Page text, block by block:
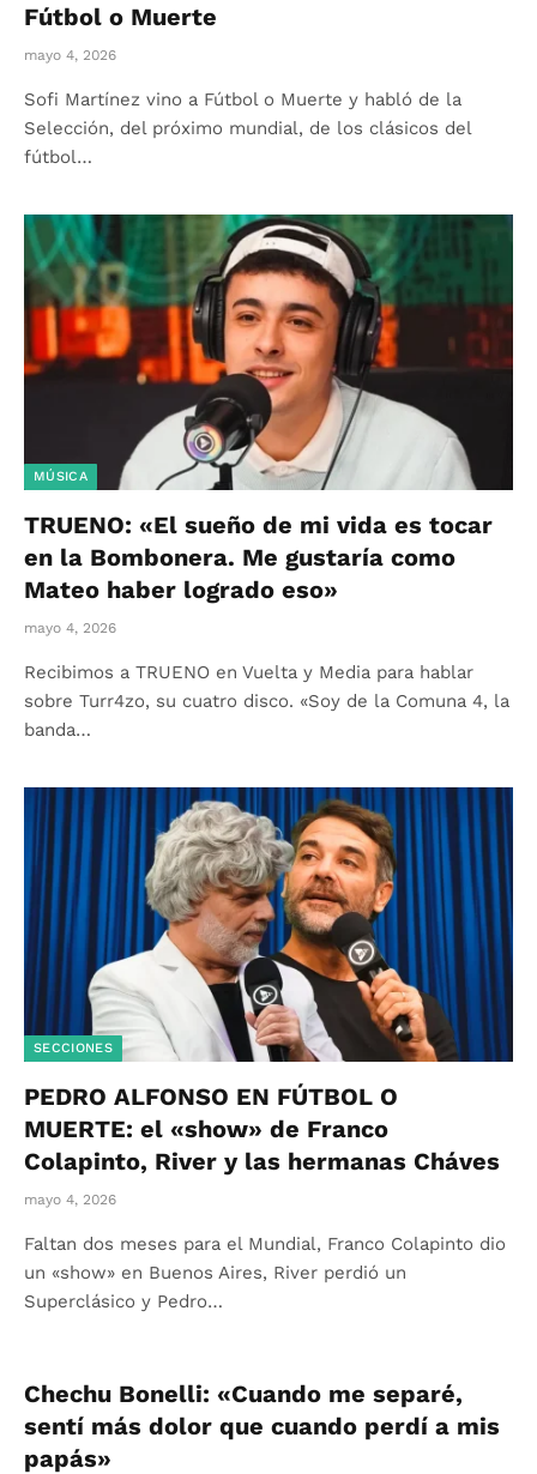
Fútbol o Muerte
mayo 4, 2026
Sofi Martínez vino a Fútbol o Muerte y habló de la
Selección, del próximo mundial, de los clásicos del
fútbol…
MÚSICA
TRUENO: «El sueño de mi vida es tocar
en la Bombonera. Me gustaría como
Mateo haber logrado eso»
mayo 4, 2026
Recibimos a TRUENO en Vuelta y Media para hablar
sobre Turr4zo, su cuatro disco. «Soy de la Comuna 4, la
banda…
SECCIONES
PEDRO ALFONSO EN FÚTBOL O
MUERTE: el «show» de Franco
Colapinto, River y las hermanas Cháves
mayo 4, 2026
Faltan dos meses para el Mundial, Franco Colapinto dio
un «show» en Buenos Aires, River perdió un
Superclásico y Pedro…
Chechu Bonelli: «Cuando me separé,
sentí más dolor que cuando perdí a mis
papás»